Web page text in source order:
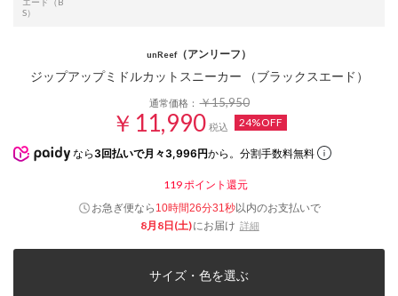
S）
unReef（アンリーフ）
ジップアップミドルカットスニーカー （ブラックスエード）
通常価格：￥15,950
￥11,990 税込 24%OFF
なら 3回払いで月々3,996円から。分割手数料無料
119 ポイント還元
お急ぎ便なら 10時間26分31秒以内のお支払いで
8月8日(土)にお届け 詳細
サイズ・色を選ぶ